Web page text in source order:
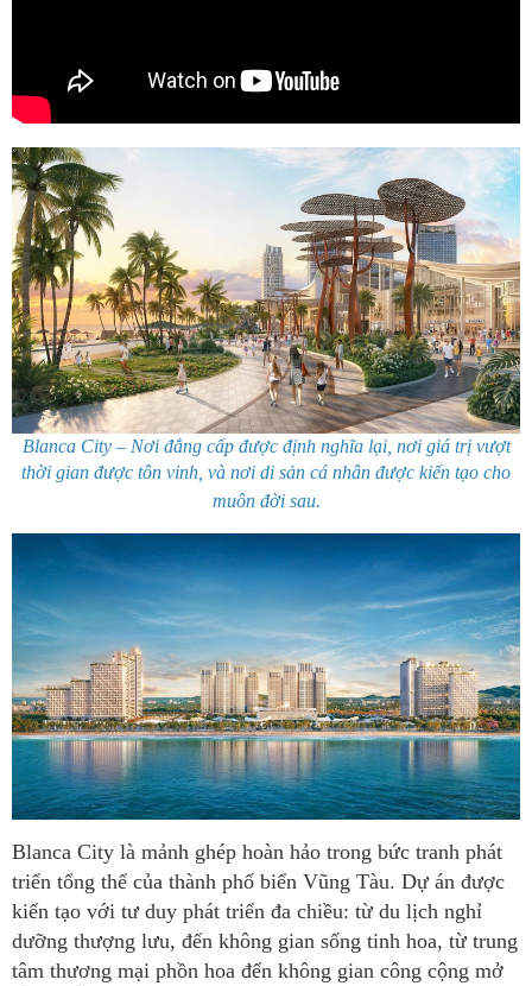
Blanca City – Nơi đẳng cấp được định nghĩa lại, nơi giá trị vượt
thời gian được tôn vinh, và nơi di sản cá nhân được kiến tạo cho
muôn đời sau.
Blanca City là mảnh ghép hoàn hảo trong bức tranh phát
triển tổng thể của thành phố biển Vũng Tàu. Dự án được
kiến tạo với tư duy phát triển đa chiều: từ du lịch nghỉ
dưỡng thượng lưu, đến không gian sống tinh hoa, từ trung
tâm thương mại phồn hoa đến không gian công cộng mở